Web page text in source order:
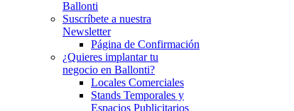
Ballonti
Suscríbete a nuestra
Newsletter
Página de Confirmación
¿Quieres implantar tu
negocio en Ballonti?
Locales Comerciales
Stands Temporales y
Espacios Publicitarios